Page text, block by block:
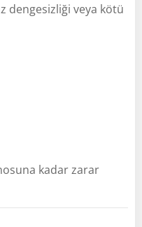
dengesizliği veya kötü
kadar zarar